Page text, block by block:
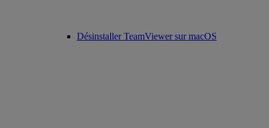
Désinstaller TeamViewer sur macOS